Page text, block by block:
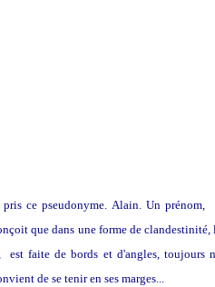
pris ce pseudonyme. Alain. Un prénom,
que dans une forme de clandestinité,
faite de bords et d'angles, toujours
de se tenir en ses marges...